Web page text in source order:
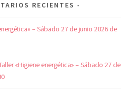
RECIENTES
– Sábado 27 de junio 2026 de
«Higiene energética» – Sábado 27 de